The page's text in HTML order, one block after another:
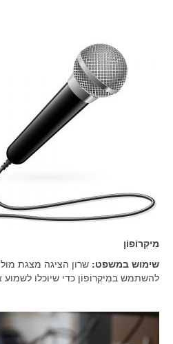
מִיקְרוֹפוֹן
שימוש במשפט:
להשתמש במִיקְרוֹפוֹן כדי שיוכלו